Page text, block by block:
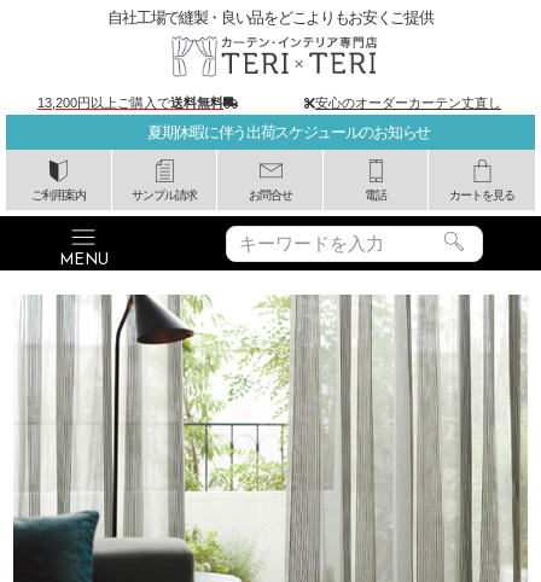
夏期休暇に伴う出荷スケジュールのお知らせ
ご利用案内 サンプル請求 お問合せ 電話 カートを見る
自社工場で縫製・良い品をどこよりもお安くご提供
13,200円以上ご購入で送料無料 安心のオーダーカーテン丈直し